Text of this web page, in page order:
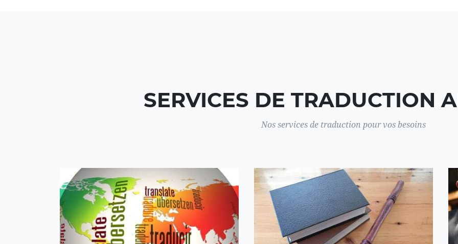
SERVICES DE TRADUCTION
Nos services de traduction pour vos besoins